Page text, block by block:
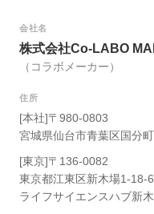
会社名
株式会社Co-LABO
（コラボメーカー）
住所
[本社]〒980-0803
宮城県仙台市青葉区国分
[東京]〒136-0082
東京都江東区新木場1-18-6
ライフサイエンスハブ新